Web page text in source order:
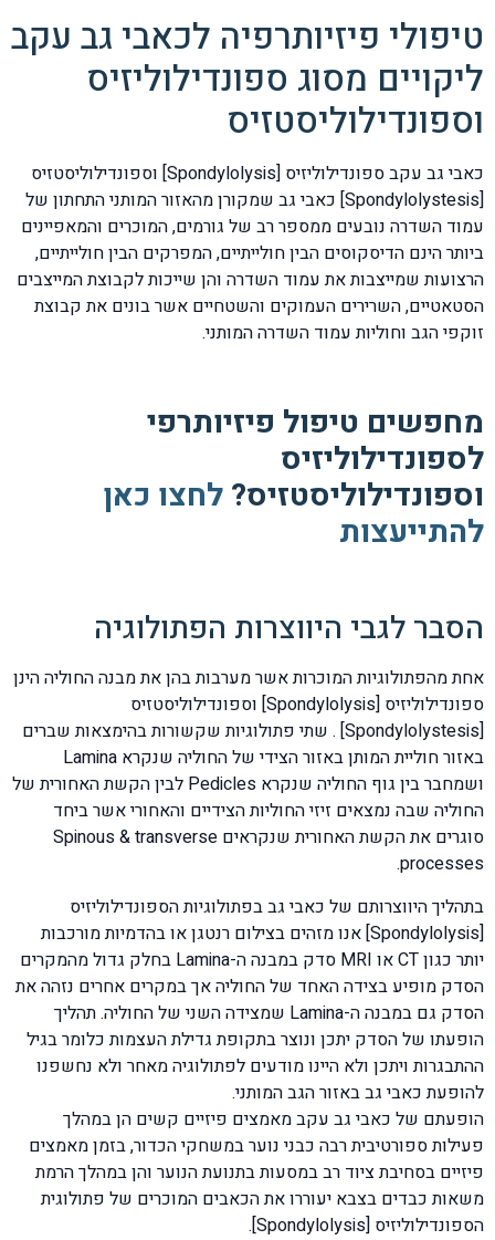
טיפולי פיזיותרפיה לכאבי גב עקב
ליקויים מסוג ספונדילוליזיס
וספונדילוליסטזיס
כאבי גב עקב ספונדילוליזיס [Spondylolysis] וספונדילוליסטזיס
[Spondylolystesis] כאבי גב שמקורן מהאזור המותני התחתון של
עמוד השדרה נובעים ממספר רב של גורמים, המוכרים והמאפיינים
ביותר הינם הדיסקוסים הבין חולייתיים, המפרקים הבין חולייתיים,
הרצועות שמייצבות את עמוד השדרה והן שייכות לקבוצת המייצבים
הסטאטיים, השרירים העמוקים והשטחיים אשר בונים את קבוצת
זוקפי הגב וחוליות עמוד השדרה המותני.
מחפשים טיפול פיזיותרפי
לספונדילוליזיס
וספונדילוליסטזיס?לחצו כאן
להתייעצות
הסבר לגבי היווצרות הפתולוגיה
אחת מהפתולוגיות המוכרות אשר מערבות בהן את מבנה החוליה הינן
ספונדילוליזיס [Spondylolysis] וספונדילוליסטזיס
[Spondylolystesis] . שתי פתולוגיות שקשורות בהימצאות שברים
באזור חוליית המותן באזור הצידי של החוליה שנקרא Lamina
ושמחבר בין גוף החוליה שנקרא Pedicles לבין הקשת האחורית של
החוליה שבה נמצאים זיזי החוליות הצידיים והאחורי אשר ביחד
סוגרים את הקשת האחורית שנקראים Spinous & transverse
processes.
בתהליך היווצרותם של כאבי גב בפתולוגיות הספונדילוליזיס
[Spondylolysis] אנו מזהים בצילום רנטגן או בהדמיות מורכבות
יותר כגון CT או MRI סדק במבנה ה-Lamina בחלק גדול מהמקרים
הסדק מופיע בצידה האחד של החוליה אך במקרים אחרים נזהה את
הסדק גם במבנה ה-Lamina שמצידה השני של החוליה. תהליך
הופעתו של הסדק יתכן ונוצר בתקופת גדילת העצמות כלומר בגיל
ההתבגרות ויתכן ולא היינו מודעים לפתולוגיה מאחר ולא נחשפנו
להופעת כאבי גב באזור הגב המותני.
הופעתם של כאבי גב עקב מאמצים פיזיים קשים הן במהלך
פעילות ספורטיבית רבה כבני נוער במשחקי הכדור, בזמן מאמצים
פיזיים בסחיבת ציוד רב במסעות בתנועת הנוער והן במהלך הרמת
משאות כבדים בצבא יעוררו את הכאבים המוכרים של פתולוגית
הספונדילוליזיס [Spondylolysis].